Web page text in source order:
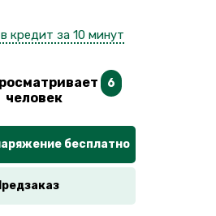
кредит за 10 минут
6
человек
бесплатно